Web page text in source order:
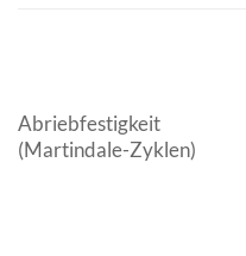
Abriebfestigkeit
(Martindale-Zyklen)